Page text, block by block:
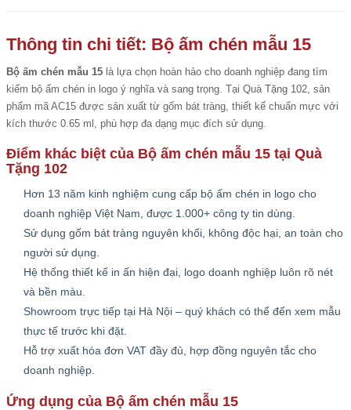
Thông tin chi tiết: Bộ ấm chén mẫu 15
Bộ ấm chén mẫu 15 là lựa chọn hoàn hảo cho doanh nghiệp đang tìm
kiếm bộ ấm chén in logo ý nghĩa và sang trọng. Tại Quà Tặng 102, sản
phẩm mã AC15 được sản xuất từ gốm bát tràng, thiết kế chuẩn mực với
kích thước 0.65 ml, phù hợp đa dạng mục đích sử dụng.
Điểm khác biệt của Bộ ấm chén mẫu 15 tại Quà
Tặng 102
Hơn 13 năm kinh nghiệm cung cấp bộ ấm chén in logo cho
doanh nghiệp Việt Nam, được 1.000+ công ty tin dùng.
Sử dụng gốm bát tràng nguyên khối, không độc hại, an toàn cho
người sử dụng.
Hệ thống thiết kế in ấn hiện đại, logo doanh nghiệp luôn rõ nét
và bền màu.
Showroom trực tiếp tại Hà Nội – quý khách có thể đến xem mẫu
thực tế trước khi đặt.
Hỗ trợ xuất hóa đơn VAT đầy đủ, hợp đồng nguyên tắc cho
doanh nghiệp.
Ứng dụng của Bộ ấm chén mẫu 15